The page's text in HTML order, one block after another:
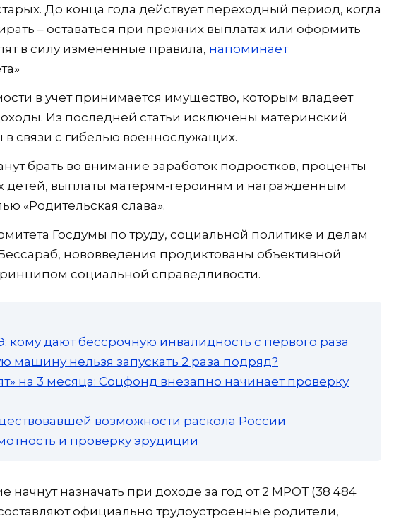
До конца года действует переходный период, когда
– оставаться при прежних выплатах или оформить
в силу измененные правила, напоминает
в учет принимается имущество, которым владеет
Из последней статьи исключены материнский
в связи с гибелью военнослужащих.
брать во внимание заработок подростков, проценты
детей, выплаты матерям-героиням и награжденным
«Родительская слава».
Госдумы по труду, социальной политике и делам
нововведения продиктованы объективной
социальной справедливости.
кому дают бессрочную инвалидность с первого раза
машину нельзя запускать 2 раза подряд?
на 3 месяца: Соцфонд внезапно начинает проверку
возможности раскола России
и проверку эрудиции
начнут назначать при доходе за год от 2 МРОТ (38 484
официально трудоустроенные родители,